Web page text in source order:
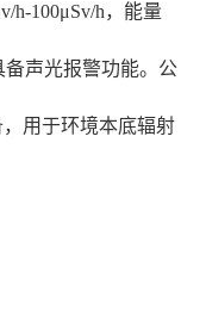
h-100μSv/h，能量
备声光报警功能。公
用于环境本底辐射